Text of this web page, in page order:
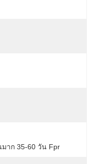
าก 35-60 วัน Fpr